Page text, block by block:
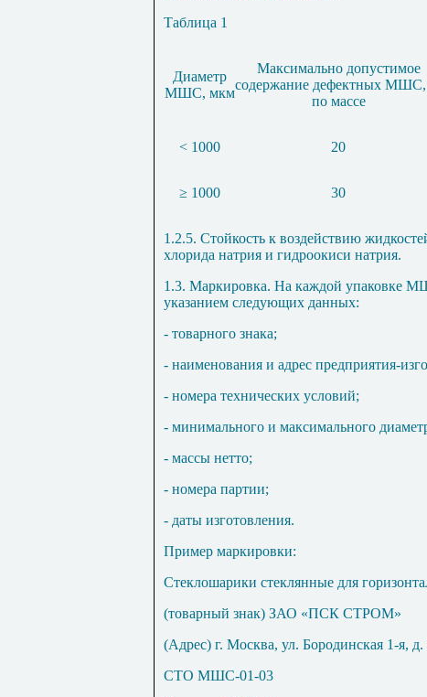
Таблица 1
Диаметр
МШС, мкм
Максимально допустимое
содержание дефектных
по массе
< 1000 20
≥ 1000 30
1.2.5. Стойкость к воздействию
хлорида натрия и гидроокиси натрия.
1.3. Маркировка. На каждой упаковке
указанием следующих данных:
- товарного знака;
- наименования и адрес предприятия-
- номера технических условий;
- минимального и максимального
- массы нетто;
- номера партии;
- даты изготовления.
Пример маркировки:
Стеклошарики стеклянные для
(товарный знак) ЗАО «ПСК СТРОМ»
(Адрес) г. Москва, ул. Бородинская 1-я, д.
СТО МШС-01-03